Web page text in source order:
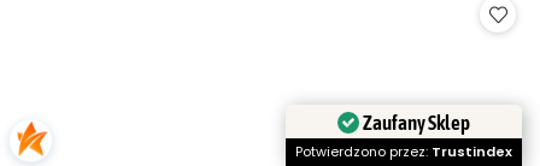
Zaufany Sklep
Potwierdzono przez: Trustindex